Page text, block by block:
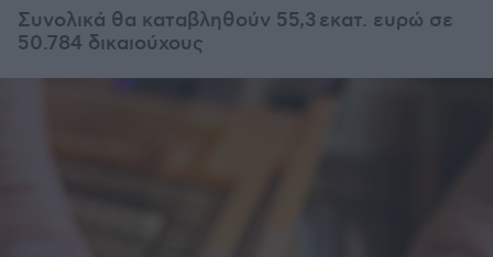
Συνολικά θα καταβληθούν 55,3 εκατ. ευρώ σε
50.784 δικαιούχους